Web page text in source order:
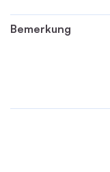
Bemerkung